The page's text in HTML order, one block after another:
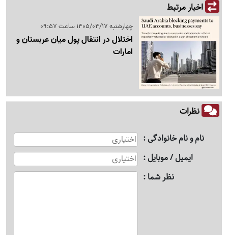
اخبار مرتبط
چهارشنبه 1405/04/17 ساعت 09:57
اختلال در انتقال پول میان عربستان و
امارات
نظرات
نام و نام خانوادگی
ایمیل / موبایل
نظر شما